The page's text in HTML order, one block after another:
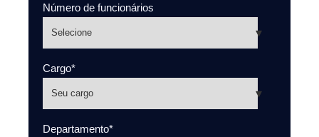
Número de funcionários
Cargo*
Departamento*